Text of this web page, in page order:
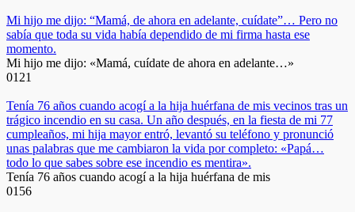
Mi hijo me dijo: “Mamá, de ahora en adelante, cuídate”… Pero no
sabía que toda su vida había dependido de mi firma hasta ese
momento.
Mi hijo me dijo: «Mamá, cuídate de ahora en adelante…»
0121
Tenía 76 años cuando acogí a la hija huérfana de mis vecinos tras un
trágico incendio en su casa. Un año después, en la fiesta de mi 77
cumpleaños, mi hija mayor entró, levantó su teléfono y pronunció
unas palabras que me cambiaron la vida por completo: «Papá…
todo lo que sabes sobre ese incendio es mentira».
Tenía 76 años cuando acogí a la hija huérfana de mis
0156